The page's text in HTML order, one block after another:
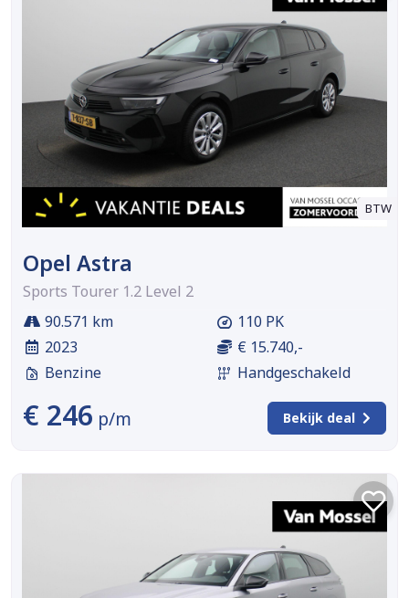
BTW
Opel Astra
Sports Tourer 1.2 Level 2
90.571 km
2023
Benzine
110 PK
€ 15.740,-
Handgeschakeld
€ 246 p/m Bekijk deal